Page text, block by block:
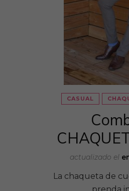
CASUAL
actualizado el
La chaqueta de